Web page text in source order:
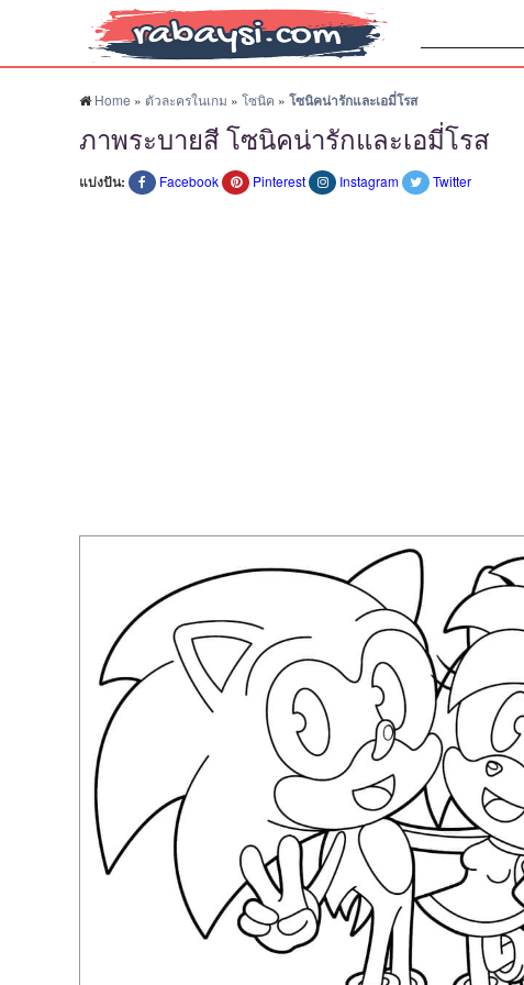
Home » ตัวละครในเกม » โซนิค » โซนิคน่ารักและเอมี่โรส
ภาพระบายสี โซนิคน่ารักและเอมี่โรส
แบ่งปัน: Facebook Pinterest Instagram Twitter